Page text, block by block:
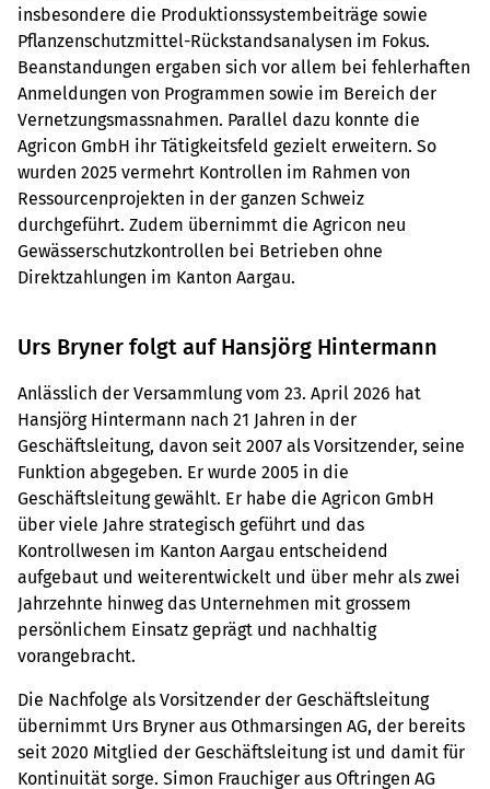
insbesondere die Produktionssystembeiträge sowie
Pflanzenschutzmittel-Rückstandsanalysen im Fokus.
Beanstandungen ergaben sich vor allem bei fehlerhaften
Anmeldungen von Programmen sowie im Bereich der
Vernetzungsmassnahmen. Parallel dazu konnte die
Agricon GmbH ihr Tätigkeitsfeld gezielt erweitern. So
wurden 2025 vermehrt Kontrollen im Rahmen von
Ressourcenprojekten in der ganzen Schweiz
durchgeführt. Zudem übernimmt die Agricon neu
Gewässerschutzkontrollen bei Betrieben ohne
Direktzahlungen im Kanton Aargau.
Urs Bryner folgt auf Hansjörg Hintermann
Anlässlich der Versammlung vom 23. April 2026 hat
Hansjörg Hintermann nach 21 Jahren in der
Geschäftsleitung, davon seit 2007 als Vorsitzender, seine
Funktion abgegeben. Er wurde 2005 in die
Geschäftsleitung gewählt. Er habe die Agricon GmbH
über viele Jahre strategisch geführt und das
Kontrollwesen im Kanton Aargau entscheidend
aufgebaut und weiterentwickelt und über mehr als zwei
Jahrzehnte hinweg das Unternehmen mit grossem
persönlichem Einsatz geprägt und nachhaltig
vorangebracht.
Die Nachfolge als Vorsitzender der Geschäftsleitung
übernimmt Urs Bryner aus Othmarsingen AG, der bereits
seit 2020 Mitglied der Geschäftsleitung ist und damit für
Kontinuität sorge. Simon Frauchiger aus Oftringen AG